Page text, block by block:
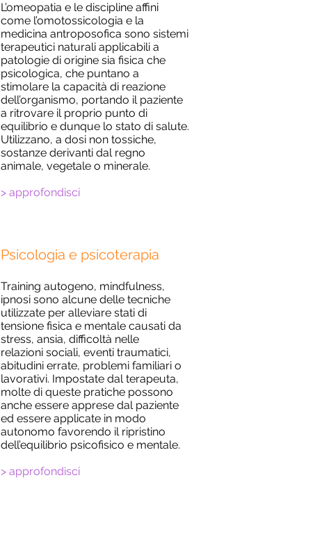
L’omeopatia e le discipline affini
come l’omotossicologia e la
medicina antroposofica sono sistemi
terapeutici naturali applicabili a
patologie di origine sia fisica che
psicologica, che puntano a
stimolare la capacità di reazione
dell’organismo, portando il paziente
a ritrovare il proprio punto di
equilibrio e dunque lo stato di salute.
Utilizzano, a dosi non tossiche,
sostanze derivanti dal regno
animale, vegetale o minerale.
> approfondisci
Psicologia e psicoterapia
Training autogeno, mindfulness,
ipnosi sono alcune delle tecniche
utilizzate per alleviare stati di
tensione fisica e mentale causati da
stress, ansia, difficoltà nelle
relazioni sociali, eventi traumatici,
abitudini errate, problemi familiari o
lavorativi. Impostate dal terapeuta,
molte di queste pratiche possono
anche essere apprese dal paziente
ed essere applicate in modo
autonomo favorendo il ripristino
dell’equilibrio psicofisico e mentale.
> approfondisci